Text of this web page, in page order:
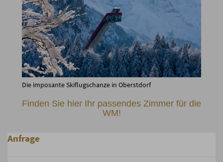
Die imposante Skiflugschanze in Oberstdorf
Finden Sie hier Ihr passendes Zimmer für die
WM!
Anfrage